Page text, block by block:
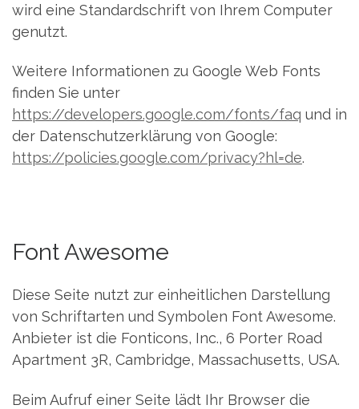
wird eine Standardschrift von Ihrem Computer
genutzt.
Weitere Informationen zu Google Web Fonts
finden Sie unter
https://developers.google.com/fonts/faq und in
der Datenschutzerklärung von Google:
https://policies.google.com/privacy?hl=de.
Font Awesome
Diese Seite nutzt zur einheitlichen Darstellung
von Schriftarten und Symbolen Font Awesome.
Anbieter ist die Fonticons, Inc., 6 Porter Road
Apartment 3R, Cambridge, Massachusetts, USA.
Beim Aufruf einer Seite lädt Ihr Browser die